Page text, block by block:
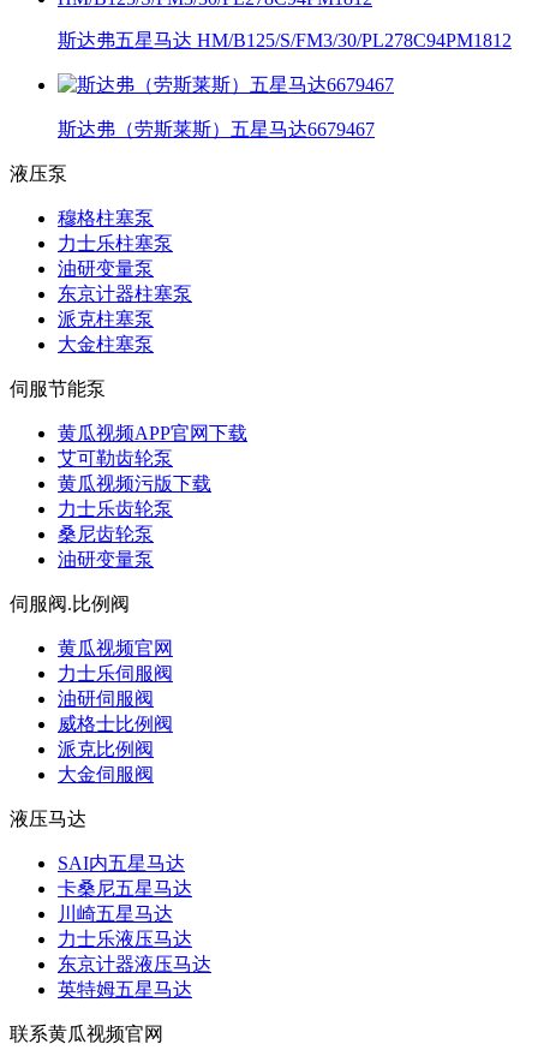
斯达弗五星马达 HM/B125/S/FM3/30/PL278C94PM1812
斯达弗（劳斯莱斯）五星马达6679467
液压泵
穆格柱塞泵
力士乐柱塞泵
油研变量泵
东京计器柱塞泵
派克柱塞泵
大金柱塞泵
伺服节能泵
黄瓜视频APP官网下载
艾可勒齿轮泵
黄瓜视频污版下载
力士乐齿轮泵
桑尼齿轮泵
油研变量泵
伺服阀.比例阀
黄瓜视频官网
力士乐伺服阀
油研伺服阀
威格士比例阀
派克比例阀
大金伺服阀
液压马达
SAI内五星马达
卡桑尼五星马达
川崎五星马达
力士乐液压马达
东京计器液压马达
英特姆五星马达
联系黄瓜视频官网